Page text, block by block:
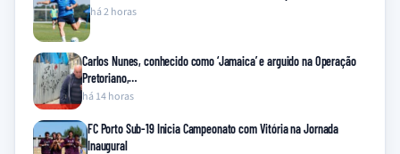
há 2 horas
Carlos Nunes, conhecido como ‘Jamaica’ e arguido na Operação
Pretoriano,…
há 14 horas
FC Porto Sub-19 Inicia Campeonato com Vitória na Jornada
Inaugural